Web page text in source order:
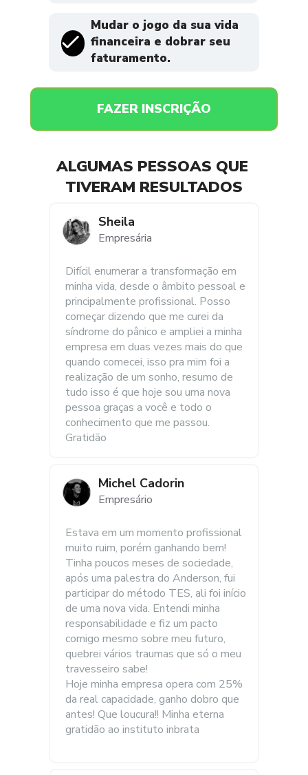
Mudar o jogo da sua vida
financeira e dobrar seu
faturamento.
FAZER INSCRIÇÃO
Sheila
Empresária
Difícil enumerar a transformação em
minha vida, desde o âmbito pessoal e
principalmente profissional. Posso
começar dizendo que me curei da
síndrome do pânico e ampliei a minha
empresa em duas vezes mais do que
quando comecei, isso pra mim foi a
realização de um sonho, resumo de
tudo isso é que hoje sou uma nova
pessoa graças a você e todo o
conhecimento que me passou.
Gratidão
Michel Cadorin
Empresário
Estava em um momento profissional
muito ruim, porém ganhando bem!
Tinha poucos meses de sociedade,
após uma palestra do Anderson, fui
participar do método TES, ali foi início
de uma nova vida. Entendi minha
responsabilidade e fiz um pacto
comigo mesmo sobre meu futuro,
quebrei vários traumas que só o meu
travesseiro sabe!
Hoje minha empresa opera com 25%
da real capacidade, ganho dobro que
antes! Que loucura!! Minha eterna
gratidão ao instituto inbrata
ALGUMAS PESSOAS QUE
TIVERAM RESULTADOS